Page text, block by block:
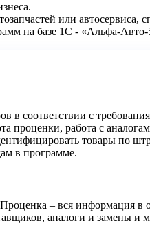
или
на базе 1С - «Альфа-
в соответствии с
проценки, работа с
товары по
в программе.
– вся информация в
аналоги и замены и